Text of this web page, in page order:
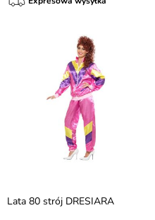
Lata 80 strój DRESIARA